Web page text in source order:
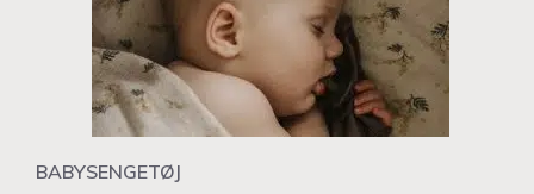
BABYSENGETØJ